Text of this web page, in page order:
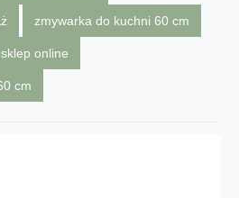
zmywarka do kuchni 60 cm
online
cm